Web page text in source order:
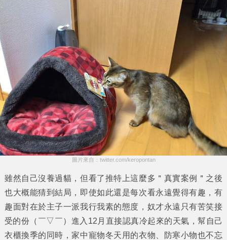
圖片來自：twitter.com/keropontan
雖然自己沒養過貓，但看了推特上這麼多＂真實案例＂之後
也大概能猜到結局，即使如此還是每次看永遠覺得有趣，有
趣面對在於主子一派我行我素的態度，奴才永遠只有苦笑接
受的份（￣▽￣）進入12月直接認真冷起來的天氣，幫自己
衣櫃換季的同時，家中寵物冬天用的衣物、防寒小物也不忘